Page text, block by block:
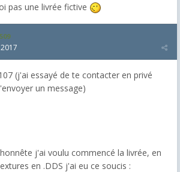
pas une livrée fictive
509
(j'ai essayé de te contacter en privé
un message)
j'ai voulu commencé la livrée, en
en .DDS j'ai eu ce soucis :